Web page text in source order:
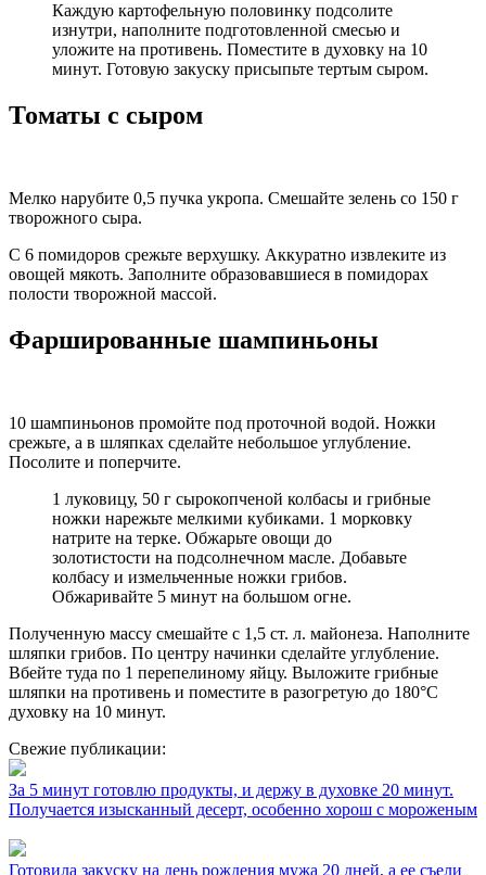
Каждую картофельную половинку подсолите
изнутри, наполните подготовленной смесью и
уложите на противень. Поместите в духовку на 10
минут. Готовую закуску присыпьте тертым сыром.
Томаты с сыром
Мелко нарубите 0,5 пучка укропа. Смешайте зелень со 150 г
творожного сыра.
С 6 помидоров срежьте верхушку. Аккуратно извлеките из
овощей мякоть. Заполните образовавшиеся в помидорах
полости творожной массой.
Фаршированные шампиньоны
10 шампиньонов промойте под проточной водой. Ножки
срежьте, а в шляпках сделайте небольшое углубление.
Посолите и поперчите.
1 луковицу, 50 г сырокопченой колбасы и грибные
ножки нарежьте мелкими кубиками. 1 морковку
натрите на терке. Обжарьте овощи до
золотистости на подсолнечном масле. Добавьте
колбасу и измельченные ножки грибов.
Обжаривайте 5 минут на большом огне.
Полученную массу смешайте с 1,5 ст. л. майонеза. Наполните
шляпки грибов. По центру начинки сделайте углубление.
Вбейте туда по 1 перепелиному яйцу. Выложите грибные
шляпки на противень и поместите в разогретую до 180°С
духовку на 10 минут.
Свежие публикации:
За 5 минут готовлю продукты, и держу в духовке 20 минут.
Получается изысканный десерт, особенно хорош с мороженым
Готовила закуску на день рождения мужа 20 дней, а ее съели